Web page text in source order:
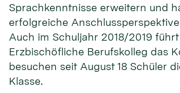
Sprachkenntnisse erweitern und
erfolgreiche
Auch im Schuljahr 2018/2019
Erzbischöfliche Berufskolleg das
besuchen seit August 18 Schüler
Klasse.